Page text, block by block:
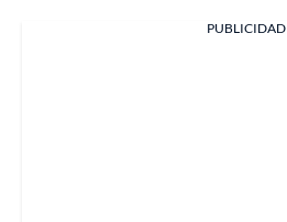
PUBLICIDAD